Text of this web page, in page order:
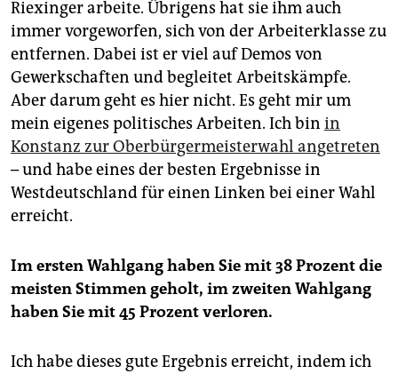
Riexinger arbeite. Übrigens hat sie ihm auch
immer vorgeworfen, sich von der Arbeiterklasse zu
entfernen. Dabei ist er viel auf Demos von
Gewerkschaften und begleitet Arbeitskämpfe.
Aber darum geht es hier nicht. Es geht mir um
mein eigenes politisches Arbeiten. Ich bin in
Konstanz zur Oberbürgermeisterwahl angetreten
– und habe eines der besten Ergebnisse in
Westdeutschland für einen Linken bei einer Wahl
erreicht.
Im ersten Wahlgang haben Sie mit 38 Prozent die
meisten Stimmen geholt, im zweiten Wahlgang
haben Sie mit 45 Prozent verloren.
Ich habe dieses gute Ergebnis erreicht, indem ich